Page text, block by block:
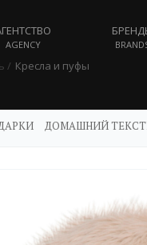
AGENCY
Кресла и пуфы
ДОМАШНИЙ